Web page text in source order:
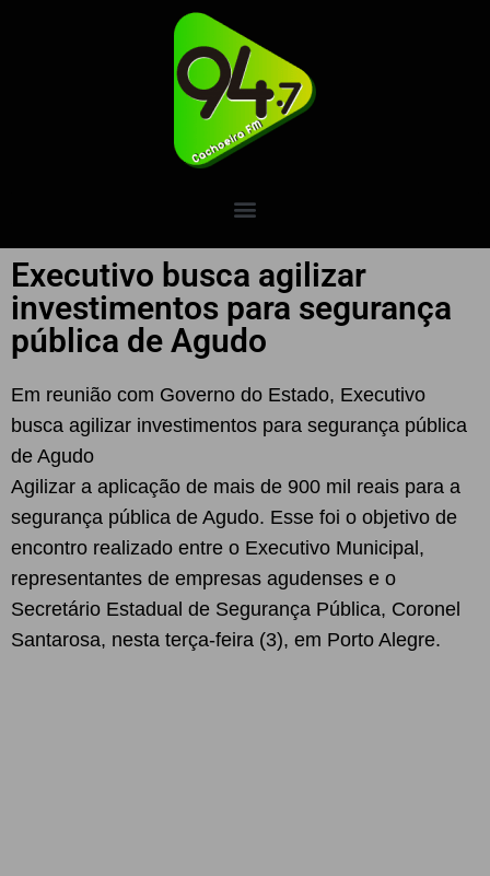
Executivo busca agilizar
investimentos para segurança
pública de Agudo
Em reunião com Governo do Estado, Executivo
busca agilizar investimentos para segurança pública
de Agudo
Agilizar a aplicação de mais de 900 mil reais para a
segurança pública de Agudo. Esse foi o objetivo de
encontro realizado entre o Executivo Municipal,
representantes de empresas agudenses e o
Secretário Estadual de Segurança Pública, Coronel
Santarosa, nesta terça-feira (3), em Porto Alegre.